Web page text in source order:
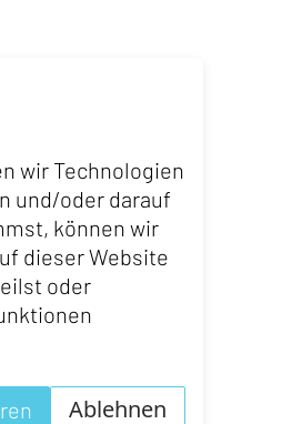
begann
wir Technologien
und/oder darauf
können wir
dieser Website
oder
Ablehnen